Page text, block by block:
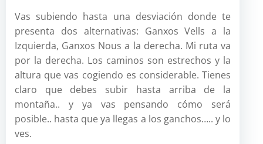
Vas subiendo hasta una desviación donde te
presenta dos alternativas: Ganxos Vells a la
Izquierda, Ganxos Nous a la derecha. Mi ruta va
por la derecha. Los caminos son estrechos y la
altura que vas cogiendo es considerable. Tienes
claro que debes subir hasta arriba de la
montaña.. y ya vas pensando cómo será
posible.. hasta que ya llegas a los ganchos….. y lo
ves.